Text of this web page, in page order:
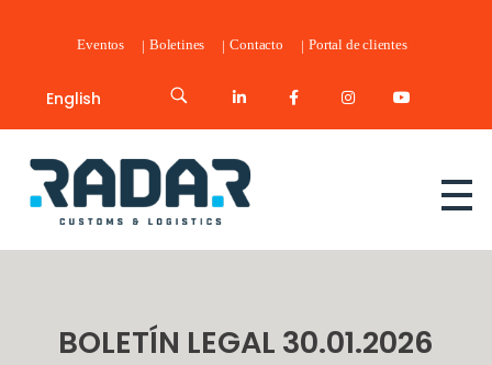
Eventos Boletines Contacto Portal de clientes
English
Radar Customs & Logistics
BOLETÍN LEGAL 30.01.2026